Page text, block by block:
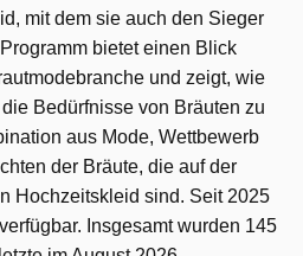
mit dem sie auch den Sieger
bietet einen Blick
und zeigt, wie
Bedürfnisse von Bräuten zu
aus Mode, Wettbewerb
der Bräute, die auf der
Hochzeitskleid sind. Seit 2025
Insgesamt wurden 145